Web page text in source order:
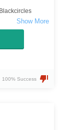
100% Success